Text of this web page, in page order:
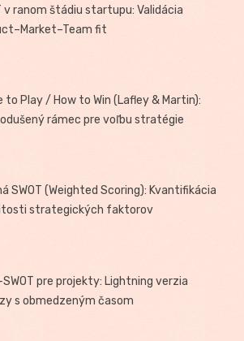
v ranom štádiu startupu: Validácia
fit
to Play / How to Win (Lafley & Martin):
rámec pre voľbu stratégie
SWOT (Weighted Scoring): Kvantifikácia
strategických faktorov
SWOT pre projekty: Lightning verzia
s obmedzeným časom